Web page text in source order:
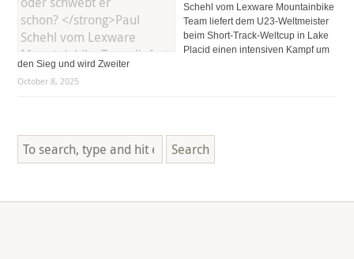
Schehl vom Lexware Mountainbike
Team liefert dem U23-Weltmeister
beim Short-Track-Weltcup in Lake
Placid einen intensiven Kampf um
den Sieg und wird Zweiter
October 8, 2025
Search